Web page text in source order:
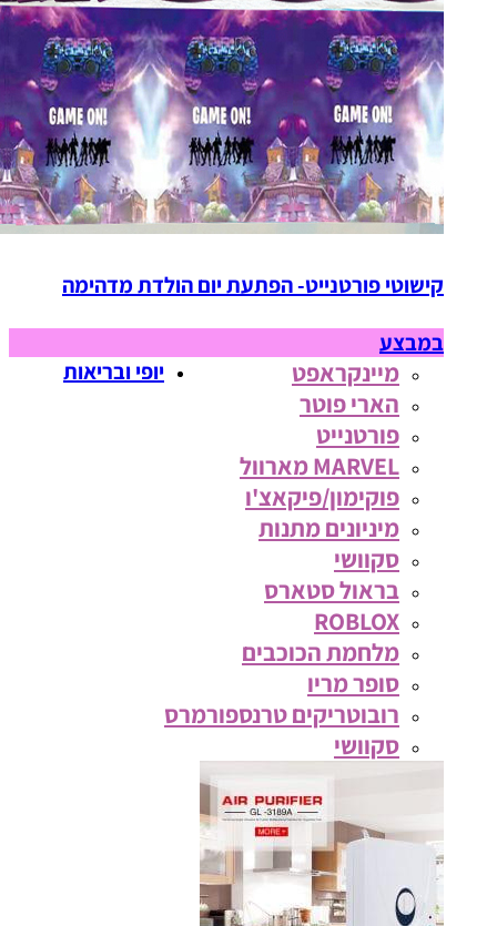
קישוטי פורטנייט- הפתעת יום הולדת מדהימה
במבצע
מיינקראפט
הארי פוטר
פורטנייט
MARVEL מארוול
פוקימון/פיקאצ'ו
מיניונים מתנות
סקוושי
בראול סטארס
ROBLOX
מלחמת הכוכבים
סופר מריו
רובוטריקים טרנספורמרס
סקוושי
יופי ובריאות